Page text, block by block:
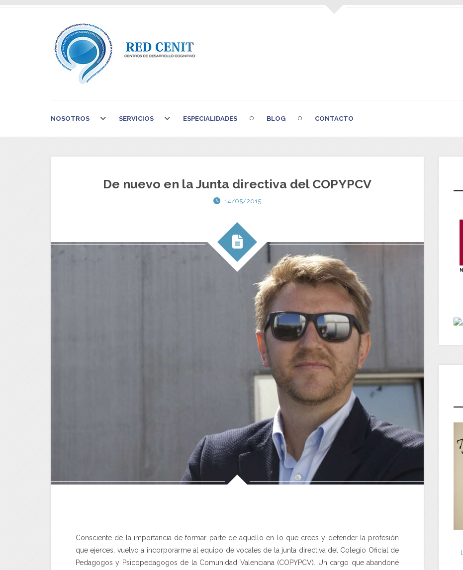
NOSOTROS SERVICIOS ESPECIALIDADES BLOG CONTACTO
De nuevo en la Junta directiva del COPYPCV
14/05/2015
Consciente de la importancia de formar parte de aquello en lo que crees y defender la profesión
que ejerces, vuelvo a incorporarme al equipo de vocales de la junta directiva del Colegio Oficial de
Pedagogos y Psicopedagogos de la Comunidad Valenciana (COPYPCV). Un cargo que abandoné